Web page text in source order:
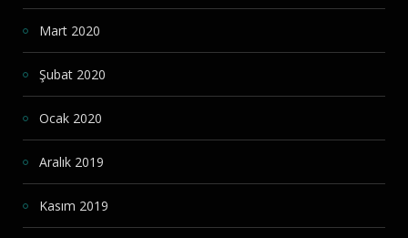
Mart 2020
Şubat 2020
Ocak 2020
Aralık 2019
Kasım 2019